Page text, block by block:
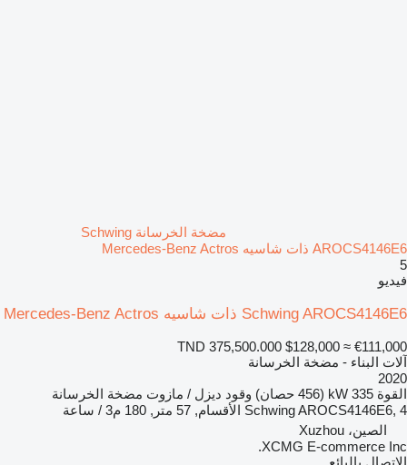
مضخة الخرسانة Schwing
AROCS4146E6 ذات شاسيه Mercedes-Benz Actros
5
فيديو
Schwing AROCS4146E6 ذات شاسيه Mercedes-Benz Actros
TND 375,500.000 $128,000 ≈ €111,000
آلات البناء - مضخة الخرسانة
2020
القوة 335 kW (456 حصان) وقود ديزل / مازوت مضخة الخرسانة
Schwing AROCS4146E6, 4 الأقسام, 57 متر, 180 م3 / ساعة
الصين، Xuzhou
XCMG E-commerce Inc.
الاتصال بالبائع